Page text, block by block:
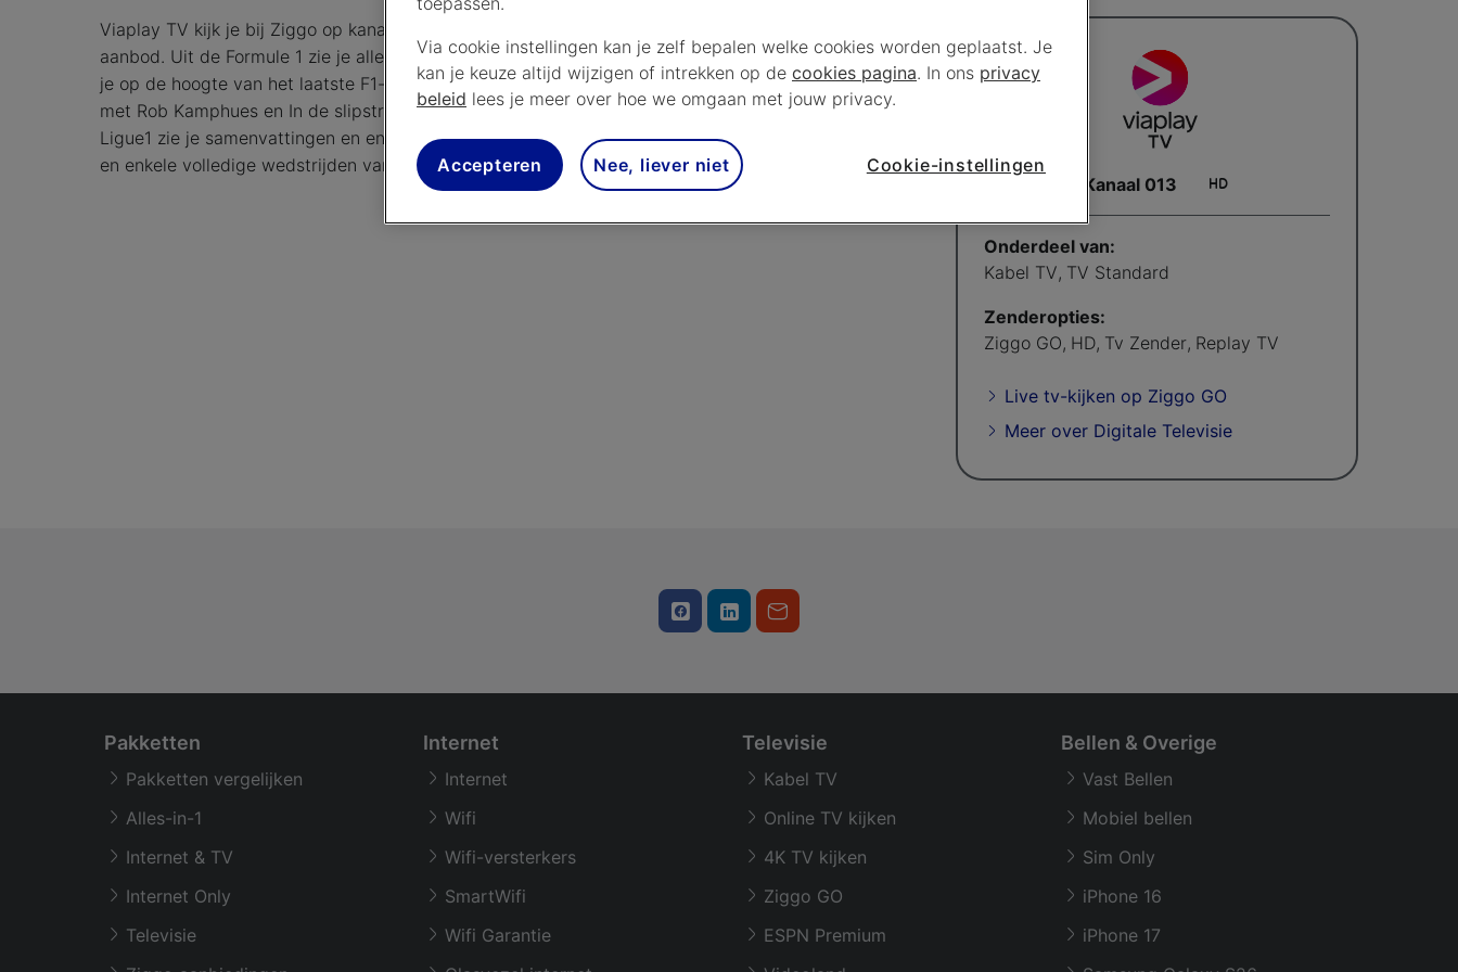
Viaplay TV kijk je bij Ziggo op kanaal 13 en 431. Daar geniet je van de hoogtepunten van het Viaplay-
aanbod. Uit de Formule 1 zie je alle trainingen op vrijdag én samenvattingen van alle races. Ook blijf
je op de hoogte van het laatste F1-nieuws met raceprogramma's zoals VROOOOOM & Faster Food
met Rob Kamphues en In de slipstream met Anne-Greet Haars. Uit de Premier League, Bundesliga en
Ligue1 zie je samenvattingen en enkele live wedstrijden. Ook zie je de spannendste samenvattingen
en enkele volledige wedstrijden van de grootste darttoernooien.
Kanaal 013
Onderdeel van:
Kabel TV, TV Standard
Zenderopties:
Ziggo GO, HD, Tv Zender, Replay TV
Live tv-kijken op Ziggo GO
Meer over Digitale Televisie
Pakketten
Pakketten vergelijken
Alles-in-1
Internet & TV
Internet Only
Televisie
Internet
Internet
Wifi
Wifi-versterkers
SmartWifi
Wifi Garantie
Televisie
Kabel TV
Online TV kijken
4K TV kijken
Ziggo GO
ESPN Premium
Bellen & Overige
Vast Bellen
Mobiel bellen
Sim Only
iPhone 16
iPhone 17
Via cookie instellingen kan je zelf bepalen welke cookies worden geplaatst. Je
kan je keuze altijd wijzigen of intrekken op de cookies pagina. In ons privacy
beleid lees je meer over hoe we omgaan met jouw privacy.
Accepteren Nee, liever niet Cookie-instellingen